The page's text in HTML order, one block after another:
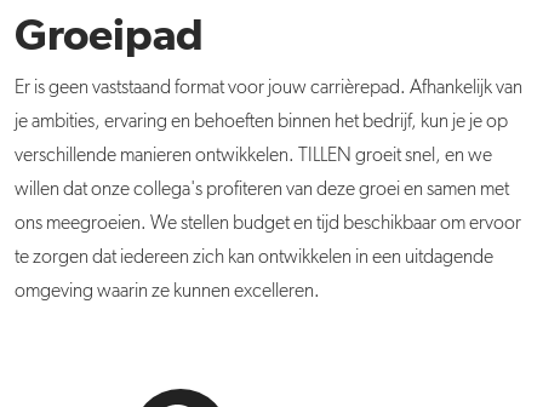
Groeipad
Er is geen vaststaand format voor jouw carrièrepad. Afhankelijk van
je ambities, ervaring en behoeften binnen het bedrijf, kun je je op
verschillende manieren ontwikkelen. TILLEN groeit snel, en we
willen dat onze collega's profiteren van deze groei en samen met
ons meegroeien. We stellen budget en tijd beschikbaar om ervoor
te zorgen dat iedereen zich kan ontwikkelen in een uitdagende
omgeving waarin ze kunnen excelleren.